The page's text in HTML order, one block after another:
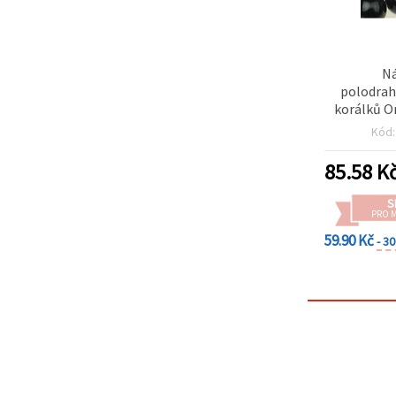
korálků
mm,
Kód:
85.58
PRO
59.90 Kč-